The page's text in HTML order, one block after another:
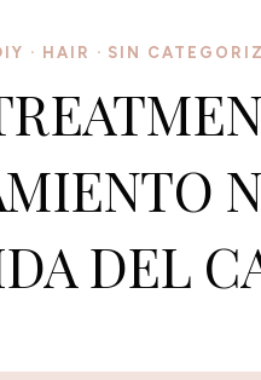
· HAIR · SIN
DEL